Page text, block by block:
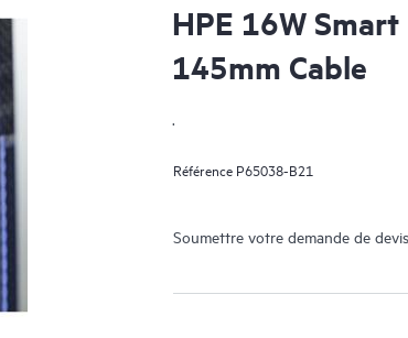
HPE 16W
145mm Cable
.
Référence P65038-B21
Soumettre votre demande de